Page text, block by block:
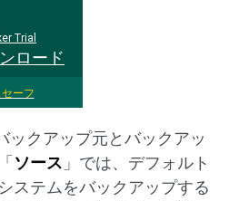
Trial
ロード
ーフ
ックアップ元とバックアッ
ソース 」では、デフォルト
ステムをバックアップする